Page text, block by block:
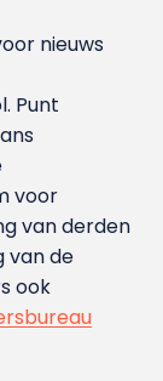
nieuws
Punt
voor
van derden
van de
ook